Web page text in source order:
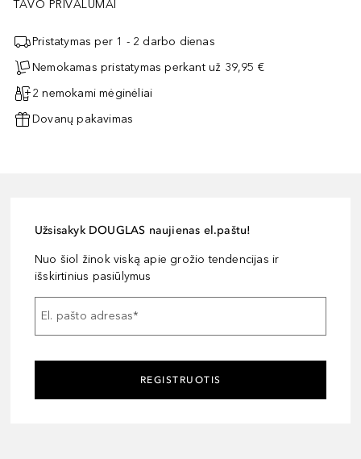
TAVO PRIVALUMAI
Pristatymas per 1 - 2 darbo dienas
Nemokamas pristatymas perkant už 39,95 €
2 nemokami mėginėliai
Dovanų pakavimas
Užsisakyk DOUGLAS naujienas el.paštu!
Nuo šiol žinok viską apie grožio tendencijas ir
išskirtinius pasiūlymus
El. pašto adresas*
REGISTRUOTIS